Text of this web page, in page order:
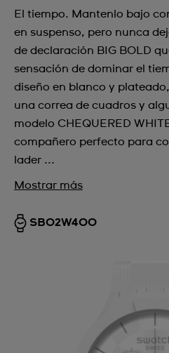
El tiempo. Mantenlo bajo
en suspenso, pero nunca
de declaración BIG BOLD
sensación de dominar el
diseño en blanco y
una correa de cuadros y
modelo CHEQUERED
compañero perfecto para
lader ...
Mostrar más
SB02W400